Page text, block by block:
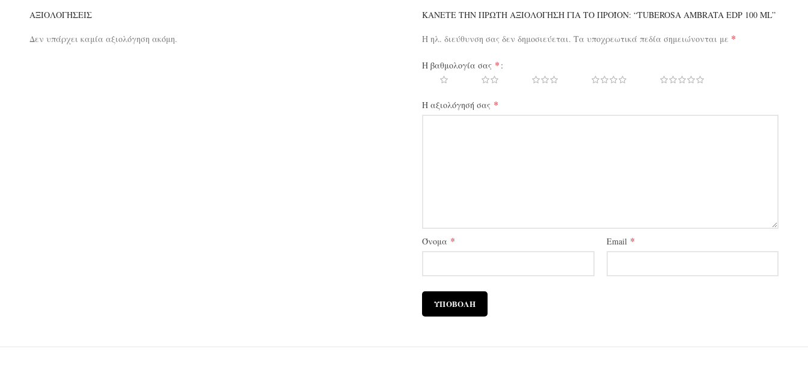
ΑΞΙΟΛΟΓΉΣΕΙΣ
Δεν υπάρχει καμία αξιολόγηση ακόμη.
ΚΆΝΕΤΕ ΤΗΝ ΠΡΏΤΗ ΑΞΙΟΛΌΓΗΣΗ ΓΙΑ ΤΟ ΠΡΟΪΌΝ: “TUBEROSA AMBRATA EDP 100 ML”
Η ηλ. διεύθυνση σας δεν δημοσιεύεται. Τα υποχρεωτικά πεδία σημειώνονται με *
Η βαθμολογία σας *
Η αξιολόγησή σας *
Όνομα * Email *